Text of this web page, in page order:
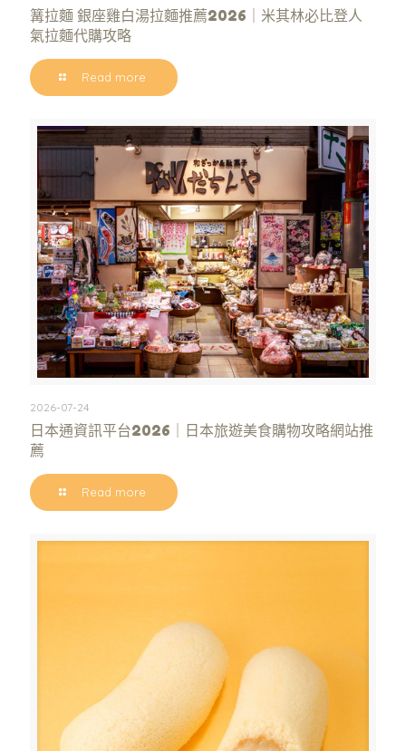
篝拉麵 銀座雞白湯拉麵推薦2026｜米其林必比登人
氣拉麵代購攻略
Read more
2026-07-24
日本通資訊平台2026｜日本旅遊美食購物攻略網站推
薦
Read more